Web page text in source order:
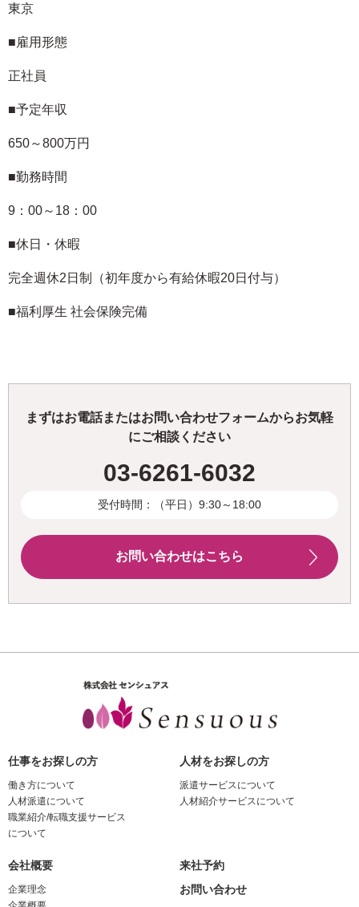
東京
■雇用形態
正社員
■予定年収
650～800万円
■勤務時間
9：00～18：00
■休日・休暇
完全週休2日制（初年度から有給休暇20日付与）
■福利厚生 社会保険完備
まずはお電話またはお問い合わせフォームからお気軽
にご相談ください
03-6261-6032
受付時間：（平日）9:30～18:00
お問い合わせはこちら
仕事をお探しの方
働き方について
人材派遣について
職業紹介/転職支援サービス
について
人材をお探しの方
派遣サービスについて
人材紹介サービスについて
会社概要
企業理念
来社予約
お問い合わせ